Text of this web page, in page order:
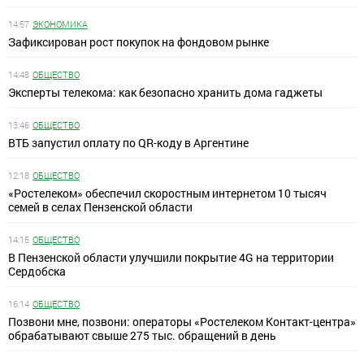
14:57 ЭКОНОМИКА
Зафиксирован рост покупок на фондовом рынке
14:48 ОБЩЕСТВО
Эксперты телекома: как безопасно хранить дома гаджеты
13:46 ОБЩЕСТВО
ВТБ запустил оплату по QR-коду в Аргентине
12:18 ОБЩЕСТВО
«Ростелеком» обеспечил скоростным интернетом 10 тысяч
семей в селах Пензенской области
14:15 ОБЩЕСТВО
В Пензенской области улучшили покрытие 4G на территории
Сердобска
16:14 ОБЩЕСТВО
Позвони мне, позвони: операторы «Ростелеком Контакт-центра»
обрабатывают свыше 275 тыс. обращений в день